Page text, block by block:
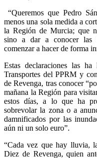
“Queremos que Pedro
menos una sola medida a
la Región de Murcia; que
sino a dar a conocer las
comenzar a hacer de forma
Estas declaraciones las
Transportes del PPRM y
de Revenga, tras conocer
mañana la Región para
estos días, a lo que ha
sobrevolar la zona o a
damnificados por las
aún ni un solo euro”.
“Cada vez que hay lluvia,
Diez de Revenga, quien